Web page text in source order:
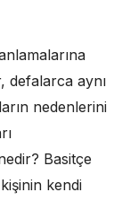
defalarca aynı
nedenlerini
Basitçe
kendi